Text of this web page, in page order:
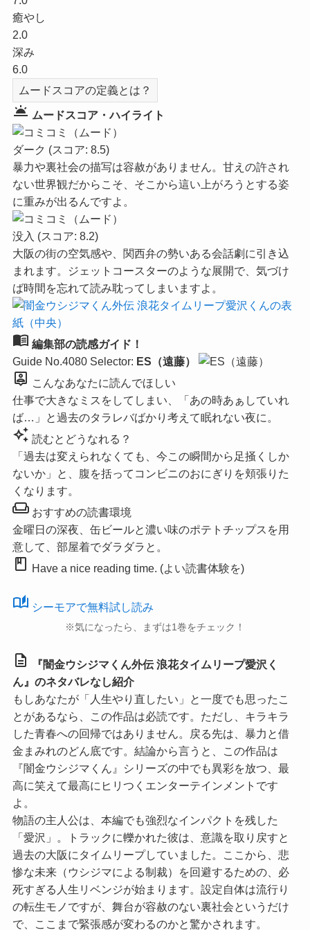
癒やし
2.0
深み
6.0
ムードスコアの定義とは？
wb_twilight ムードスコア・ハイライト
ダーク (スコア: 8.5)
暴力や裏社会の描写は容赦がありません。甘えの許され
ない世界観だからこそ、そこから這い上がろうとする姿
に重みが出るんですよ。
没入 (スコア: 8.2)
大阪の街の空気感や、関西弁の勢いある会話劇に引き込
まれます。ジェットコースターのような展開で、気づけ
ば時間を忘れて読み耽ってしまいますよ。
menu_book 編集部の読感ガイド！
Guide No.4080 Selector: ES（遠藤）
person_pin
こんなあなたに読んでほしい
仕事で大きなミスをしてしまい、「あの時あぁしていれ
ば…」と過去のタラレバばかり考えて眠れない夜に。
auto_awesome 読むとどうなれる？
「過去は変えられなくても、今この瞬間から足掻くしか
ないか」と、腹を括ってコンビニのおにぎりを頬張りた
くなります。
weekendおすすめの読書環境
金曜日の深夜、缶ビールと濃い味のポテトチップスを用
意して、部屋着でダラダラと。
book Have a nice reading time. (よい読書体験を)
auto_stories シーモアで無料試し読み
※気になったら、まずは1巻をチェック！
description
『闇金ウシジマくん外伝 浪花タイムリープ愛沢く
ん』のネタバレなし紹介
もしあなたが「人生やり直したい」と一度でも思ったこ
とがあるなら、この作品は必読です。ただし、キラキラ
した青春への回帰ではありません。戻る先は、暴力と借
金まみれのどん底です。結論から言うと、この作品は
『闇金ウシジマくん』シリーズの中でも異彩を放つ、最
高に笑えて最高にヒリつくエンターテインメントです
よ。
物語の主人公は、本編でも強烈なインパクトを残した
「愛沢」。トラックに轢かれた彼は、意識を取り戻すと
過去の大阪にタイムリープしていました。ここから、悲
惨な未来（ウシジマによる制裁）を回避するための、必
死すぎる人生リベンジが始まります。設定自体は流行り
の転生モノですが、舞台が容赦のない裏社会というだけ
で、ここまで緊張感が変わるのかと驚かされます。